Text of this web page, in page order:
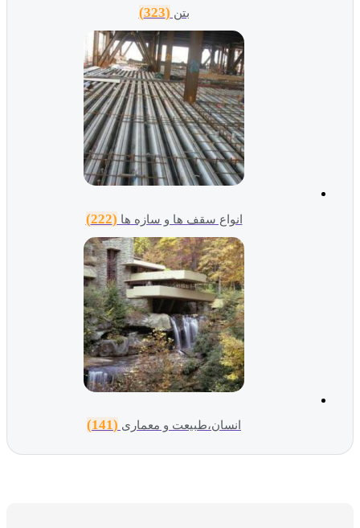
بتن (323)
انواع سقف ها و سازه ها (222)
انسان،طبیعت و معماری (141)